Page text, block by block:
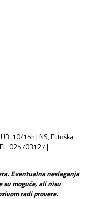
10/15h | NS, Futoška
025703127 |
Eventualna neslaganja
su moguće, ali nisu
radi provere.